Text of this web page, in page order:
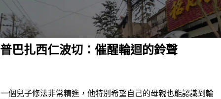
Skip
to
content
普巴扎西仁波切：催醒輪迴的鈴聲
一個兒子修法非常精進，他特別希望自己的母親也能認識到輪